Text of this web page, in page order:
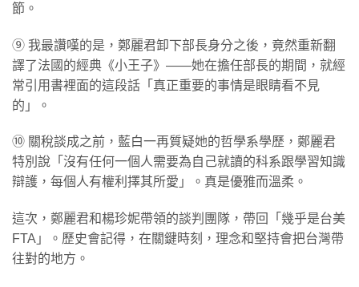
節。
⑨ 我最讚嘆的是，鄭麗君卸下部長身分之後，竟然重新翻
譯了法國的經典《小王子》——她在擔任部長的期間，就經
常引用書裡面的這段話「真正重要的事情是眼睛看不見
的」。
⑩ 關稅談成之前，藍白一再質疑她的哲學系學歷，鄭麗君
特別說「沒有任何一個人需要為自己就讀的科系跟學習知識
辯護，每個人有權利擇其所愛」。真是優雅而溫柔。
這次，鄭麗君和楊珍妮帶領的談判團隊，帶回「幾乎是台美
FTA」。歷史會記得，在關鍵時刻，理念和堅持會把台灣帶
往對的地方。